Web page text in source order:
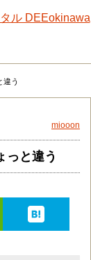
検
違う
miooon
っと違う